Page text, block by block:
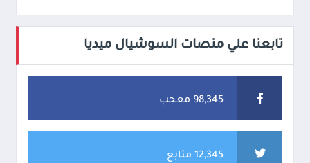
تابعنا علي منصات السوشيال ميديا
98,345 معجب
12,345 متابع